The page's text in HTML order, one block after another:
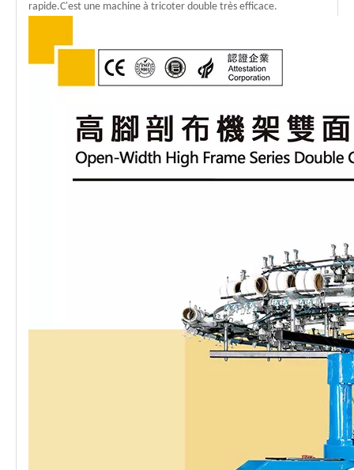
rapide.C'est une machine à tricoter double très efficace.